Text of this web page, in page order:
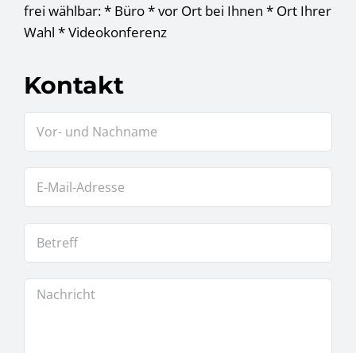
frei wählbar: * Büro * vor Ort bei Ihnen * Ort Ihrer
Wahl * Videokonferenz
Kontakt